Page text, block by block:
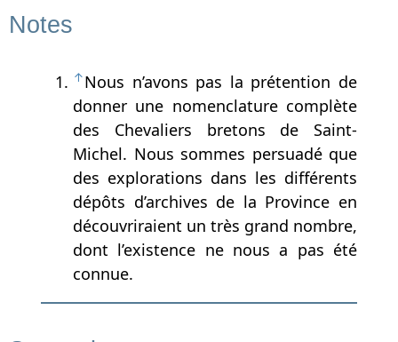
Notes
↑Nous n’avons pas la prétention de
donner une nomenclature complète
des Chevaliers bretons de Saint-
Michel. Nous sommes persuadé que
des explorations dans les différents
dépôts d’archives de la Province en
découvriraient un très grand nombre,
dont l’existence ne nous a pas été
connue.